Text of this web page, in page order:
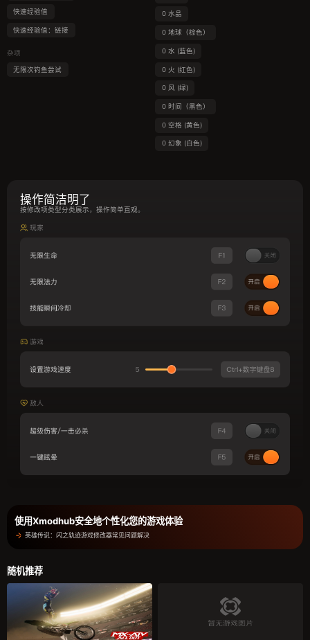
快速经验值
快速经验值：链接
杂项
无限次钓鱼尝试
0 水晶
0 地球（棕色）
0 水 (蓝色)
0 火 (红色)
0 风 (绿)
0 时间（黑色）
0 空格 (黄色)
0 幻象 (白色)
操作简洁明了
按修改项类型分类展示，操作简单直观。
使用Xmodhub安全地个性化您的游戏体验
英雄传说：闪之轨迹游戏修改器常见问题解决
随机推荐